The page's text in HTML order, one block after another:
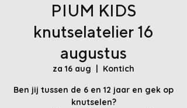
PIUM KIDS
knutselatelier 16
augustus
za 16 aug
  |
Kontich
Ben jij tussen de 6 en 12 jaar en gek op
knutselen?